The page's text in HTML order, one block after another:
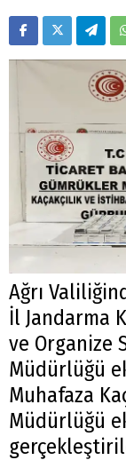
Ağrı
İl Jandarma
ve Organize
Müdürlüğü
Muhafaza
Müdürlüğü